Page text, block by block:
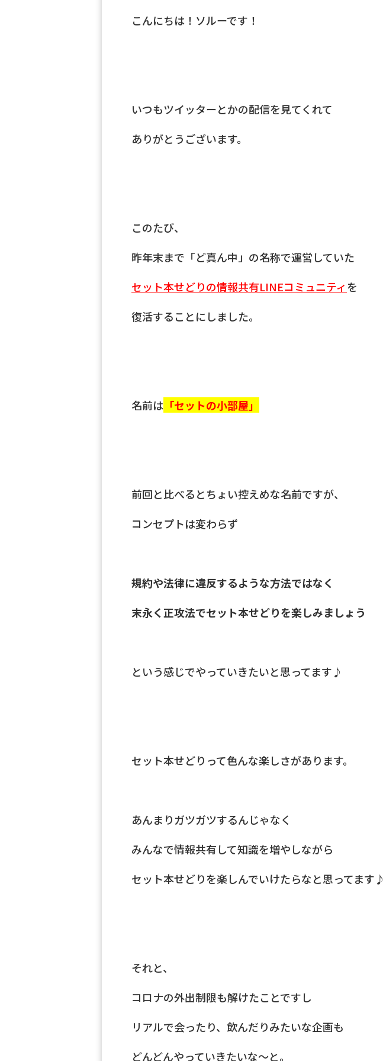
こんにちは！ソルーです！
いつもツイッターとかの配信を見てくれて
ありがとうございます。
このたび、
昨年末まで「ど真ん中」の名称で運営していた
セット本せどりの情報共有LINEコミュニティを
復活することにしました。
名前は 「セットの小部屋」
前回と比べるとちょい控えめな名前ですが、
コンセプトは変わらず
規約や法律に違反するような方法ではなく
末永く正攻法でセット本せどりを楽しみましょう
という感じでやっていきたいと思ってます♪
セット本せどりって色んな楽しさがあります。
あんまりガツガツするんじゃなく
みんなで情報共有して知識を増やしながら
セット本せどりを楽しんでいけたらなと思ってます♪
それと、
コロナの外出制限も解けたことですし
リアルで会ったり、飲んだりみたいな企画も
どんどんやっていきたいな～と。